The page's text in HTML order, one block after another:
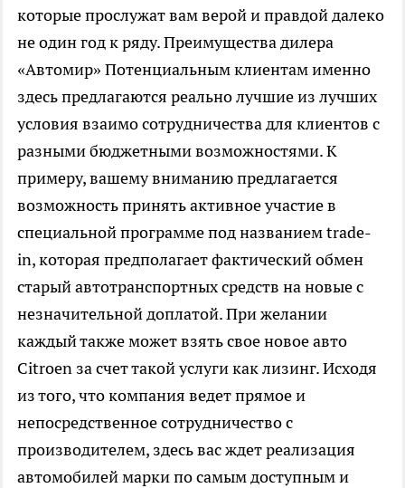
которые прослужат вам верой и правдой далеко
не один год к ряду. Преимущества дилера
«Автомир» Потенциальным клиентам именно
здесь предлагаются реально лучшие из лучших
условия взаимо сотрудничества для клиентов с
разными бюджетными возможностями. К
примеру, вашему вниманию предлагается
возможность принять активное участие в
специальной программе под названием trade-
in, которая предполагает фактический обмен
старый автотранспортных средств на новые с
незначительной доплатой. При желании
каждый также может взять свое новое авто
Сitroen за счет такой услуги как лизинг. Исходя
из того, что компания ведет прямое и
непосредственное сотрудничество с
производителем, здесь вас ждет реализация
автомобилей марки по самым доступным и